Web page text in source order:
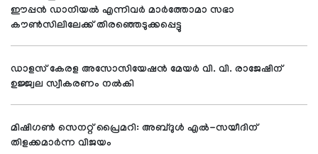
ഈപ്പന്‍ ഡാനിയല്‍ എന്നിവര്‍ മാര്‍ത്തോമാ സഭാ
കൗണ്‍സിലിലേക്ക് തിരഞ്ഞെടുക്കപ്പെട്ടു
ഡാളസ് കേരള അസോസിയേഷന്‍ മേയര്‍ വി. വി. രാജേഷിന്
ഉജ്ജ്വല സ്വീകരണം നല്‍കി
മിഷിഗണ്‍ സെനറ്റ് പ്രൈമറി: അബ്ദുള്‍ എല്‍-സയീദിന്
തിളക്കമാര്‍ന്ന വിജയം